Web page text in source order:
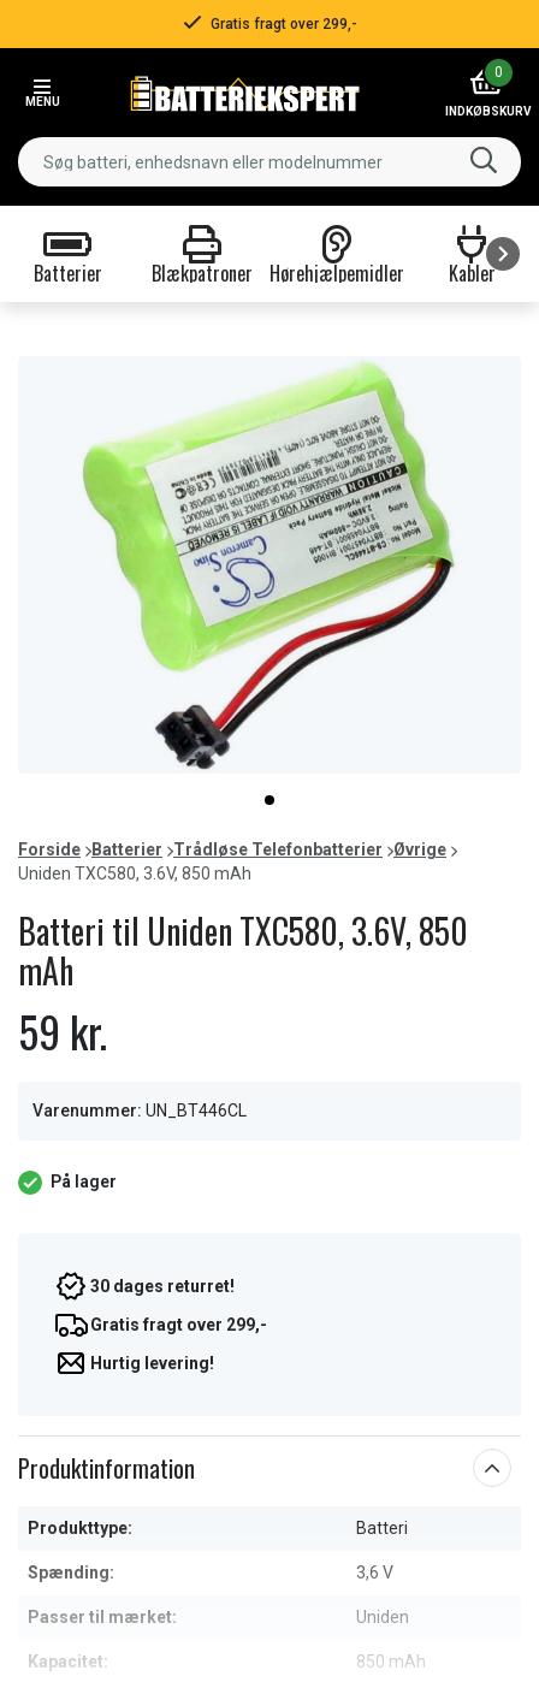
Gratis fragt over 299,-
MENU
0
INDKØBSKURV
Batterier Blækpatroner Hørehjælpemidler Kabler
item
0
of
1
Forside Batterier Trådløse Telefonbatterier
Øvrige
Uniden TXC580, 3.6V, 850 mAh
Batteri til Uniden TXC580, 3.6V, 850
mAh
59 kr.
Varenummer: UN_BT446CL
På lager
30 dages returret!
Gratis fragt over 299,-
Hurtig levering!
Produktinformation
Produkttype: Batteri
Spænding: 3,6 V
Passer til mærket: Uniden
Kapacitet: 850 mAh